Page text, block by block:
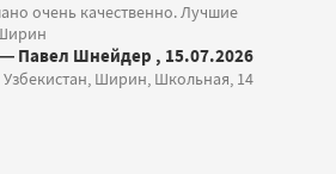
очень качественно. Лучшие
Павел Шнейдер , 15.07.2026
Узбекистан, Ширин, Школьная, 14